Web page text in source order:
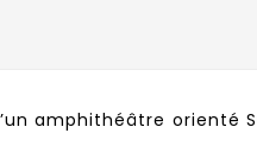
amphithéâtre orienté